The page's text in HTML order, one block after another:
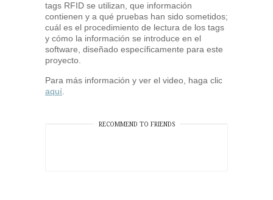
tags RFID se utilizan, que información
contienen y a qué pruebas han sido sometidos;
cuál es el procedimiento de lectura de los tags
y cómo la información se introduce en el
software, diseñado específicamente para este
proyecto.
Para más información y ver el video, haga clic
aquí
RECOMMEND TO FRIENDS